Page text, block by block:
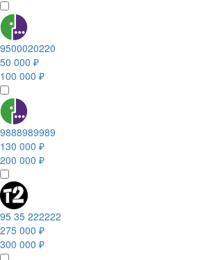
9500020220
50 000 ₽
100 000 ₽
9888989989
130 000 ₽
200 000 ₽
95 35 222222
275 000 ₽
300 000 ₽